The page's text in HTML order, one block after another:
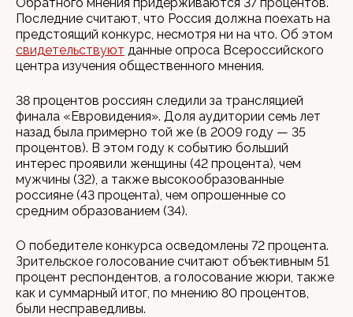
Последние считают, что Россия должна поехать на
предстоящий конкурс, несмотря ни на что. Об этом
свидетельствуют данные опроса Всероссийского
центра изучения общественного мнения.
38 процентов россиян следили за трансляцией
финала «Евровидения». Доля аудитории семь лет
назад была примерно той же (в 2009 году — 35
процентов). В этом году к событию больший
интерес проявили женщины (42 процента), чем
мужчины (32), а также высокообразованные
россияне (43 процента), чем опрошенные со
средним образованием (34).
О победителе конкурса осведомлены 72 процента.
Зрительское голосование считают объективным 51
процент респондентов, а голосование жюри, также
как и суммарный итог, по мнению 80 процентов,
были несправедливы.